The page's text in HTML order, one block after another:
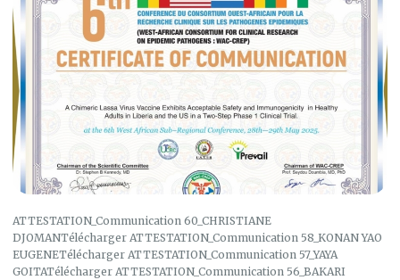
ATTESTATION_Communication 60_CHRISTIANE
DJOMANTélécharger ATTESTATION_Communication 58_KONAN YAO
EUGENETélécharger ATTESTATION_Communication 57_YAYA
GOITATélécharger ATTESTATION_Communication 56_BAKARI